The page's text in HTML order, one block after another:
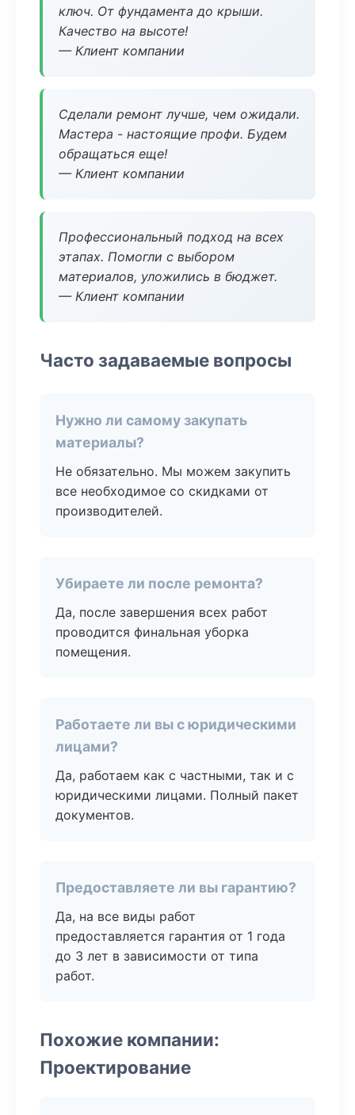
ключ. От фундамента до крыши.
Качество на высоте!
— Клиент компании
Сделали ремонт лучше, чем ожидали.
Мастера - настоящие профи. Будем
обращаться еще!
— Клиент компании
Профессиональный подход на всех
этапах. Помогли с выбором
материалов, уложились в бюджет.
— Клиент компании
Часто задаваемые вопросы
Нужно ли самому закупать
материалы?
Не обязательно. Мы можем закупить
все необходимое со скидками от
производителей.
Убираете ли после ремонта?
Да, после завершения всех работ
проводится финальная уборка
помещения.
Работаете ли вы с юридическими
лицами?
Да, работаем как с частными, так и с
юридическими лицами. Полный пакет
документов.
Предоставляете ли вы гарантию?
Да, на все виды работ
предоставляется гарантия от 1 года
до 3 лет в зависимости от типа
работ.
Похожие компании:
Проектирование